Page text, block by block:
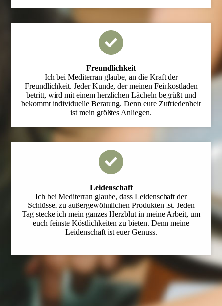
Freundlichkeit
Ich bei Mediterran glaube, an die Kraft der
Freundlichkeit. Jeder Kunde, der meinen Feinkostladen
betritt, wird mit einem herzlichen Lächeln begrüßt und
bekommt individuelle Beratung. Denn eure Zufriedenheit
ist mein größtes Anliegen.
Leidenschaft
Ich bei Mediterran glaube, dass Leidenschaft der
Schlüssel zu außergewöhnlichen Produkten ist. Jeden
Tag stecke ich mein ganzes Herzblut in meine Arbeit, um
euch feinste Köstlichkeiten zu bieten. Denn meine
Leidenschaft ist euer Genuss.